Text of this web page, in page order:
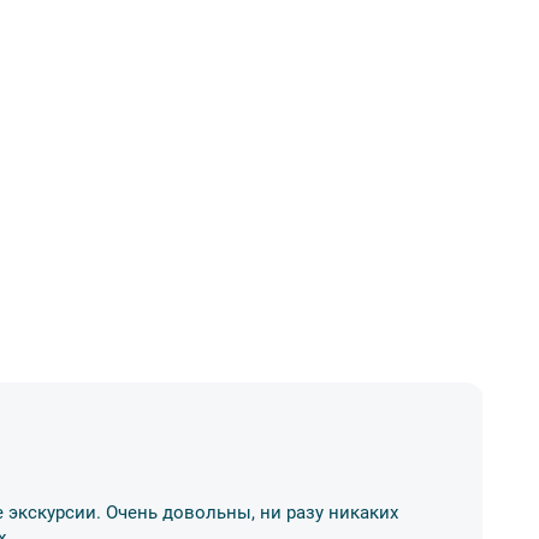
Очень довольны, ни разу никаких